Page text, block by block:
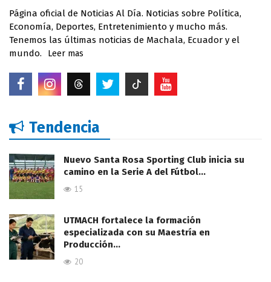
Página oficial de Noticias Al Día. Noticias sobre Política,
Economía, Deportes, Entretenimiento y mucho más.
Tenemos las últimas noticias de Machala, Ecuador y el
mundo.
Leer mas
Tendencia
Nuevo Santa Rosa Sporting Club inicia su
camino en la Serie A del Fútbol…
15
UTMACH fortalece la formación
especializada con su Maestría en
Producción…
20